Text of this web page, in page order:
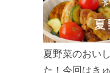
う！
夏野菜のおい
た！今回はき